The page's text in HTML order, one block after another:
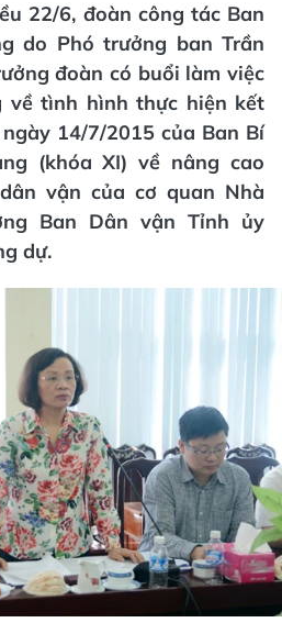
22/6, đoàn công tác Ban
do Phó trưởng ban Trần
đoàn có buổi làm việc
về tình hình thực hiện kết
14/7/2015 của Ban Bí
(khóa XI) về nâng cao
vận của cơ quan Nhà
Ban Dân vận Tỉnh ủy
dự.